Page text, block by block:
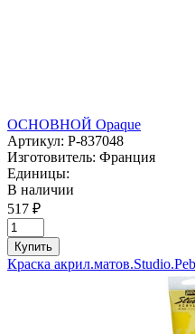
ОСНОВНОЙ Opaque
Артикул: P-837048
Изготовитель: Франция
Единицы:
В наличии
517 ₽
Купить
Краска